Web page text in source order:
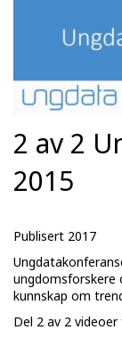
2 av 2
2015
Publisert 2017
ungdomsforskere
kunnskap om
Del 2 av 2